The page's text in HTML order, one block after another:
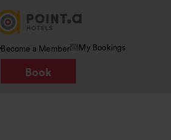
Become a Member My Bookings
Book